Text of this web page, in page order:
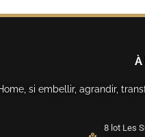
À
si embellir, agrandir,
8 lot Les